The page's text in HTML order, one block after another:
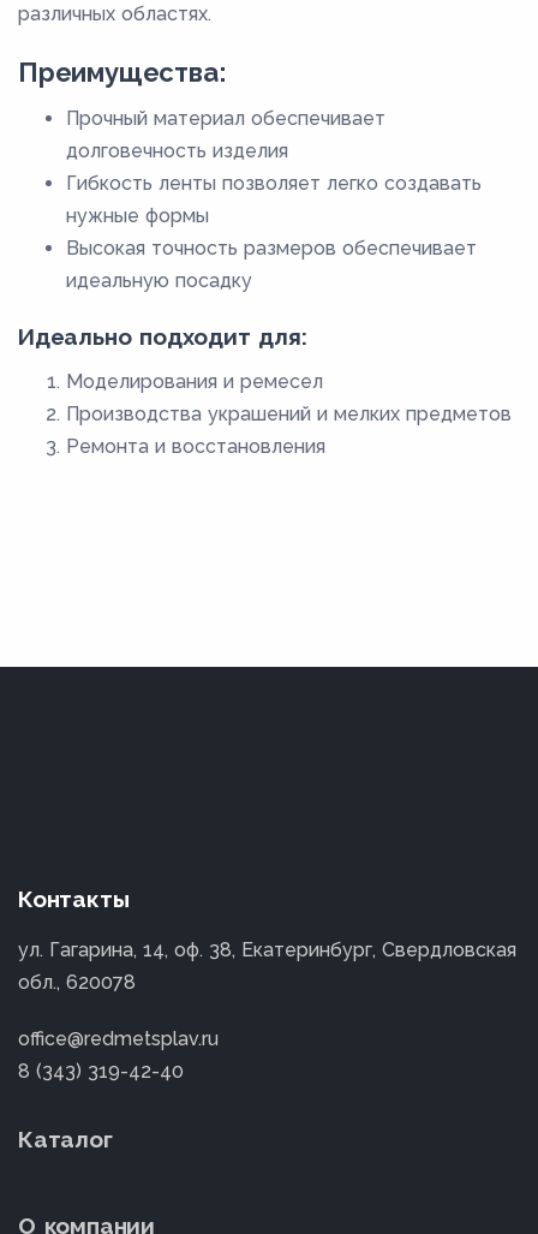
различных областях.
Преимущества:
Прочный материал обеспечивает
долговечность изделия
Гибкость ленты позволяет легко создавать
нужные формы
Высокая точность размеров обеспечивает
идеальную посадку
Идеально подходит для:
Моделирования и ремесел
Производства украшений и мелких предметов
Ремонта и восстановления
Контакты
ул. Гагарина, 14, оф. 38, Екатеринбург, Свердловская
обл., 620078
office@redmetsplav.ru
8 (343) 319-42-40
Каталог
О компании